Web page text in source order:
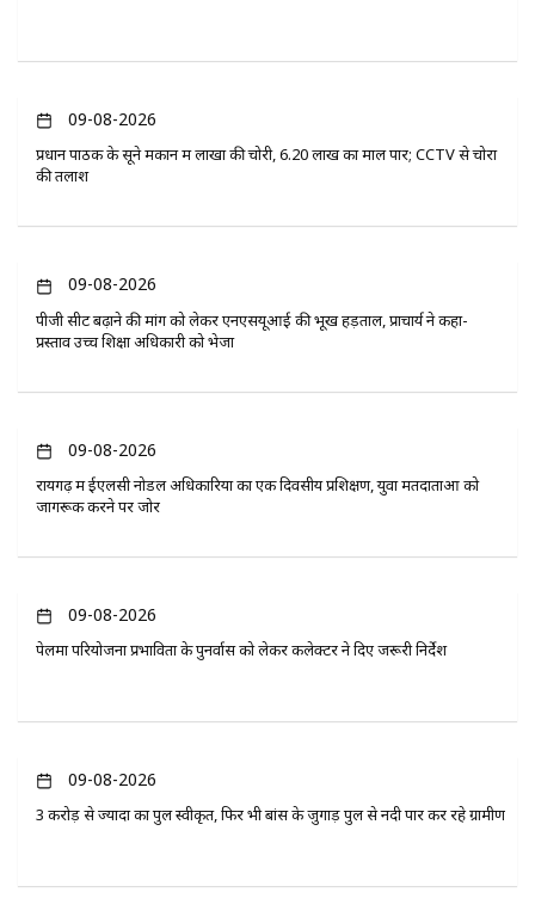
09-08-2026
प्रधान पाठक के सूने मकान में लाखों की चोरी, 6.20 लाख का माल पार; CCTV से चोरों
की तलाश
09-08-2026
पीजी सीट बढ़ाने की मांग को लेकर एनएसयूआई की भूख हड़ताल, प्राचार्य ने कहा-
प्रस्ताव उच्च शिक्षा अधिकारी को भेजा
09-08-2026
रायगढ़ में ईएलसी नोडल अधिकारियों का एक दिवसीय प्रशिक्षण, युवा मतदाताओं को
जागरूक करने पर जोर
09-08-2026
पेलमा परियोजना प्रभावितों के पुनर्वास को लेकर कलेक्टर ने दिए जरूरी निर्देश
09-08-2026
3 करोड़ से ज्यादा का पुल स्वीकृत, फिर भी बांस के जुगाड़ पुल से नदी पार कर रहे ग्रामीण